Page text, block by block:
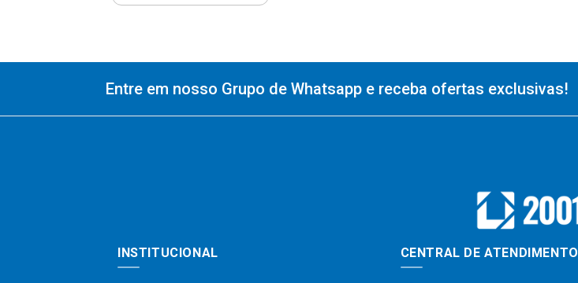
Entre em nosso Grupo de Whatsapp e receba ofertas exclusivas!
INSTITUCIONAL CENTRAL DE ATENDIMENTO